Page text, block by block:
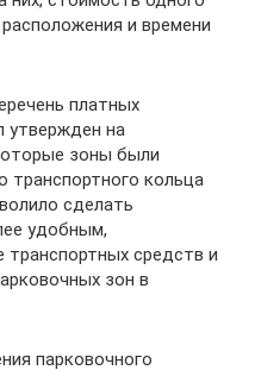
и времени
платных
утвержден на
зоны были
транспортного кольца
сделать
удобным,
транспортных средств и
зон в
парковочного